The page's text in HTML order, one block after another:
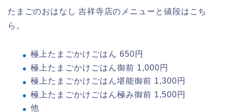
たまごのおはなし 吉祥寺店のメニューと値段はこち
ら。
極上たまごかけごはん 650円
極上たまごかけごはん御前 1,000円
極上たまごかけごはん堪能御前 1,300円
極上たまごかけごはん極み御前 1,500円
他